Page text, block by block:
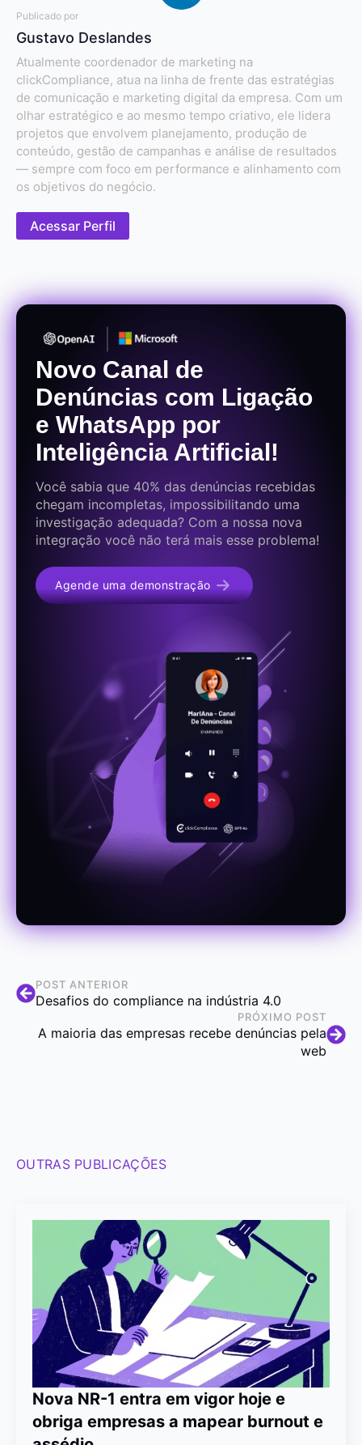
Publicado por
Gustavo Deslandes
Atualmente coordenador de marketing na
clickCompliance, atua na linha de frente das estratégias
de comunicação e marketing digital da empresa. Com um
olhar estratégico e ao mesmo tempo criativo, ele lidera
projetos que envolvem planejamento, produção de
conteúdo, gestão de campanhas e análise de resultados
— sempre com foco em performance e alinhamento com
os objetivos do negócio.
Acessar Perfil
Novo Canal de
Denúncias com Ligação
e WhatsApp por
Inteligência Artificial!
Você sabia que 40% das denúncias recebidas
chegam incompletas, impossibilitando uma
investigação adequada? Com a nossa nova
integração você não terá mais esse problema!
Agende uma demonstração
POST ANTERIOR
Desafios do compliance na indústria 4.0
PRÓXIMO POST
A maioria das empresas recebe denúncias pela
web
OUTRAS PUBLICAÇÕES
Nova NR-1 entra em vigor hoje e
obriga empresas a mapear burnout e